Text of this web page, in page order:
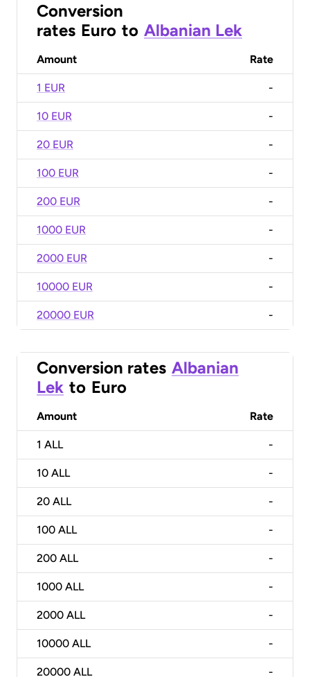
Conversion
rates Euro to Albanian Lek
Amount Rate
1 EUR -
10 EUR -
20 EUR -
100 EUR -
200 EUR -
1000 EUR -
2000 EUR -
10000 EUR -
20000 EUR -
Conversion rates Albanian
Lek to Euro
Amount Rate
1 ALL -
10 ALL -
20 ALL -
100 ALL -
200 ALL -
1000 ALL -
2000 ALL -
10000 ALL -
20000 ALL -